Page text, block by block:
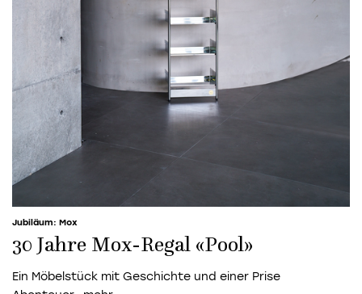
Jubiläum: Mox
30 Jahre Mox-Regal «Pool»
Ein Möbelstück mit Geschichte und einer Prise